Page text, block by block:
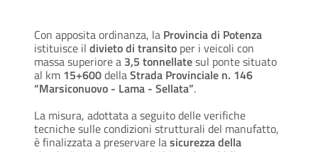
Con apposita ordinanza, la Provincia di Potenza
istituisce il divieto di transito per i veicoli con
massa superiore a 3,5 tonnellatesul ponte situato
al km 15+600dellaStrada Provinciale n. 146
“Marsiconuovo - Lama - Sellata”.
La misura, adottata a seguito delle verifiche
tecniche sulle condizioni strutturali del manufatto,
è finalizzata a preservare lasicurezza della